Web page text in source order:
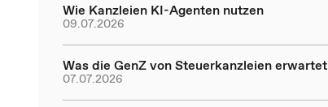
Wie Kanzleien KI-Agenten nutzen
09.07.2026
Was die GenZ von Steuerkanzleien erwartet
07.07.2026